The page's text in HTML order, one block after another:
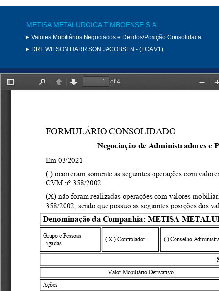
METISA METALURGICA TIMBOENSE S.A.
Valores Mobiliários Negociados e Detidos\Posição Consolidada
DRI: WILSON HARRISON JACOBSEN - (FCA V1)